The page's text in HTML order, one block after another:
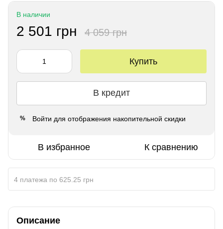
В наличии
2 501 грн 4 059 грн
Купить
В кредит
% Войти для отображения накопительной скидки
В избранное К сравнению
4 платежа по 625.25 грн
Описание